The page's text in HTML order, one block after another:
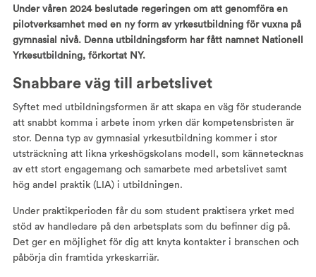
Under våren 2024 beslutade regeringen om att genomföra en
pilotverksamhet med en ny form av yrkesutbildning för vuxna på
gymnasial nivå. Denna utbildningsform har fått namnet Nationell
Yrkesutbildning, förkortat NY.
Snabbare väg till arbetslivet
Syftet med utbildningsformen är att skapa en väg för studerande
att snabbt komma i arbete inom yrken där kompetensbristen är
stor. Denna typ av gymnasial yrkesutbildning kommer i stor
utsträckning att likna yrkeshögskolans modell, som kännetecknas
av ett stort engagemang och samarbete med arbetslivet samt
hög andel praktik (LIA) i utbildningen.
Under praktikperioden får du som student praktisera yrket med
stöd av handledare på den arbetsplats som du befinner dig på.
Det ger en möjlighet för dig att knyta kontakter i branschen och
påbörja din framtida yrkeskarriär.